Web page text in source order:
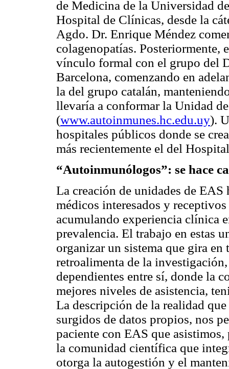
de Medicina de la Universidad
Hospital de Clínicas, desde la
Agdo. Dr. Enrique Méndez
colagenopatías. Posteriormente,
vínculo formal con el grupo del
Barcelona, comenzando en
la del grupo catalán,
llevaría a conformar la Unidad
(www.autoinmunes.hc.edu.uy).
hospitales públicos donde se
más recientemente el del
“Autoinmunólogos”: se hace
La creación de unidades de
médicos interesados y
acumulando experiencia clínica
prevalencia. El trabajo en estas
organizar un sistema que gira
retroalimenta de la
dependientes entre sí, donde la
mejores niveles de asistencia,
La descripción de la realidad
surgidos de datos propios, nos
paciente con EAS que
la comunidad científica que
otorga la autogestión y el